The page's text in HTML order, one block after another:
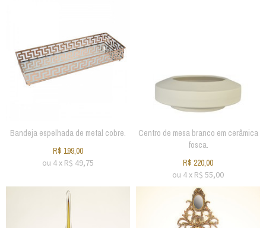
Bandeja espelhada de metal cobre.
R$ 199,00
ou 4x R$ 49,75
Centro de mesa branco em cerâmica
fosca.
R$ 220,00
ou 4x R$ 55,00